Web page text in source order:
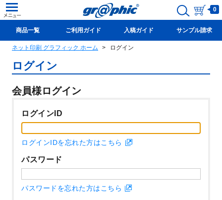
0
商品一覧 ご利用ガイド 入稿ガイド サンプル請求
新規会員登録(無料)
ネット印刷 グラフィック ホーム ログイン
ログイン
会員様ログイン
ログインID
ログインIDを忘れた方はこちら
パスワード
パスワードを忘れた方はこちら